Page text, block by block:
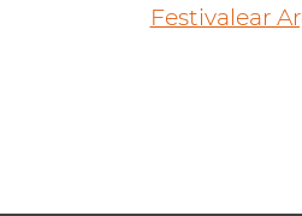
Festivalear